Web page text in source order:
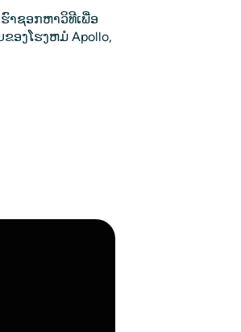
າຊອກຫາວິທີເພື່ອ
ອງໂຮງຫມໍ Apollo,